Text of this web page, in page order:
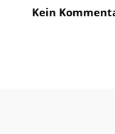
Kein